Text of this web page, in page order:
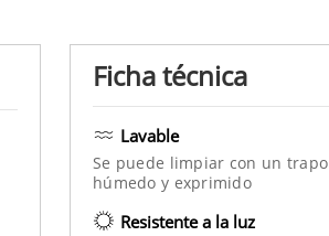
Ficha técnica
Lavable
Se puede limpiar con un trapo
húmedo y exprimido
Resistente a la luz